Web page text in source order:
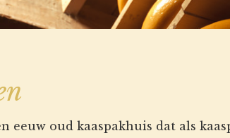
eeuw oud kaaspakhuis dat als